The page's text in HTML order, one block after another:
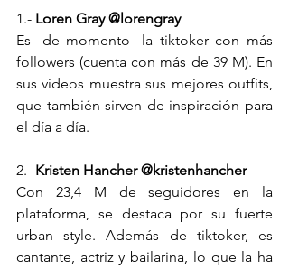
1.- Loren Gray @lorengray
Es -de momento- la tiktoker con más
followers (cuenta con más de 39 M). En
sus videos muestra sus mejores outfits,
que también sirven de inspiración para
el día a día.
2.- Kristen Hancher @kristenhancher
Con 23,4 M de seguidores en la
plataforma, se destaca por su fuerte
urban style. Además de tiktoker, es
cantante, actriz y bailarina, lo que la ha